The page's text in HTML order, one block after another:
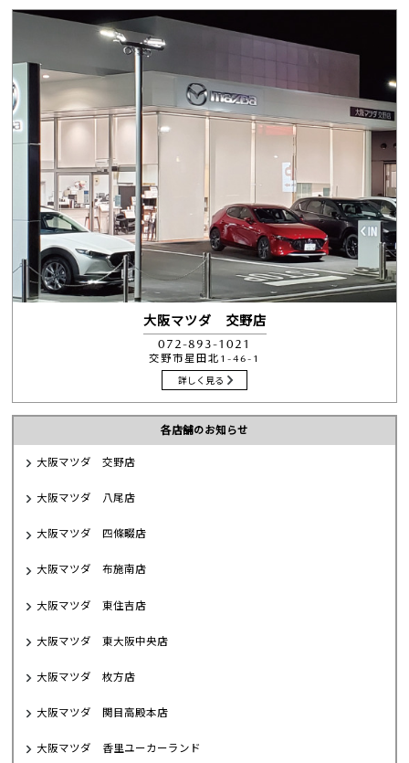
大阪マツダ 交野店
072-893-1021
交野市星田北1-46-1
詳しく見る
各店舗のお知らせ
大阪マツダ 交野店
大阪マツダ 八尾店
大阪マツダ 四條畷店
大阪マツダ 布施南店
大阪マツダ 東住吉店
大阪マツダ 東大阪中央店
大阪マツダ 枚方店
大阪マツダ 関目高殿本店
大阪マツダ 香里ユーカーランド